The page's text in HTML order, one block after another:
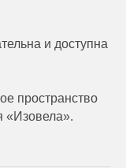
и доступна
пространство
«Изовела».